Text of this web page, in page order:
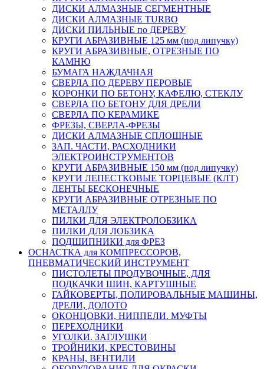
ДИСКИ АЛМАЗНЫЕ СЕГМЕНТНЫЕ
ДИСКИ АЛМАЗНЫЕ TURBO
ДИСКИ ПИЛЬНЫЕ по ДЕРЕВУ
КРУГИ АБРАЗИВНЫЕ 125 мм (под липучку)
КРУГИ АБРАЗИВНЫЕ, ОТРЕЗНЫЕ ПО
КАМНЮ
БУМАГА НАЖДАЧНАЯ
СВЕРЛА ПО ДЕРЕВУ ПЕРОВЫЕ
КОРОНКИ ПО БЕТОНУ, КАФЕЛЮ, СТЕКЛУ
СВЕРЛА ПО БЕТОНУ ДЛЯ ДРЕЛИ
СВЕРЛА ПО КЕРАМИКЕ
ФРЕЗЫ, СВЕРЛА-ФРЕЗЫ
ДИСКИ АЛМАЗНЫЕ СПЛОШНЫЕ
ЗАП. ЧАСТИ, РАСХОДНИКИ
ЭЛЕКТРОИНСТРУМЕНТОВ
КРУГИ АБРАЗИВНЫЕ 150 мм (под липучку)
КРУГИ ЛЕПЕСТКОВЫЕ ТОРЦЕВЫЕ (КЛТ)
ЛЕНТЫ БЕСКОНЕЧНЫЕ
КРУГИ АБРАЗИВНЫЕ ОТРЕЗНЫЕ ПО
МЕТАЛЛУ
ПИЛКИ ДЛЯ ЭЛЕКТРОЛОБЗИКА
ПИЛКИ ДЛЯ ЛОБЗИКА
ПОДШИПНИКИ для ФРЕЗ
ОСНАСТКА для КОМПРЕССОРОВ,
ПНЕВМАТИЧЕСКИЙ ИНСТРУМЕНТ
ПИСТОЛЕТЫ ПРОДУВОЧНЫЕ, ДЛЯ
ПОДКАЧКИ ШИН, КАРТУШНЫЕ
ГАЙКОВЕРТЫ, ПОЛИРОВАЛЬНЫЕ МАШИНЫ,
ДРЕЛИ, ДОЛОТО
ОКОНЦОВКИ, НИППЕЛИ. МУФТЫ
ПЕРЕХОДНИКИ
УГОЛКИ. ЗАГЛУШКИ
ТРОЙНИКИ, КРЕСТОВИНЫ
КРАНЫ, ВЕНТИЛИ